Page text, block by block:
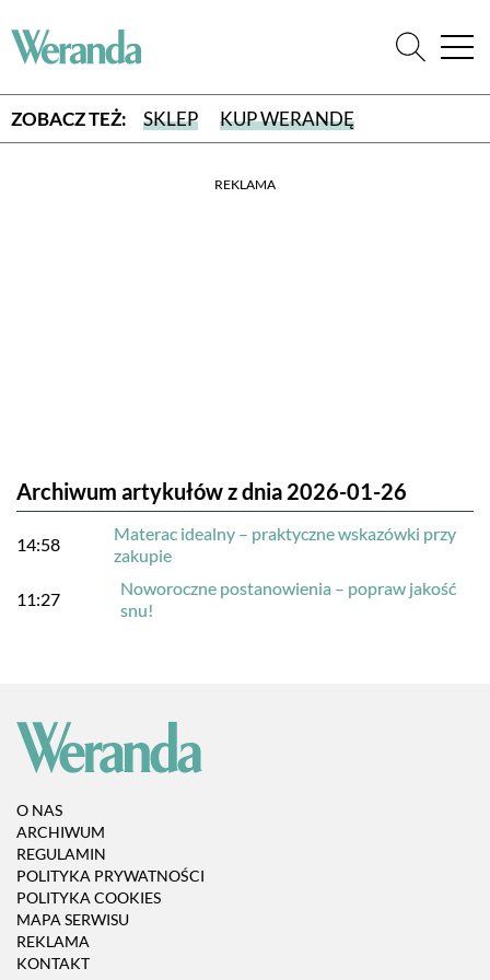
ZOBACZ TEŻ: SKLEP KUP WERANDĘ
REKLAMA
Archiwum artykułów z dnia 2026-01-26
14:58
Materac idealny – praktyczne wskazówki przy
zakupie
11:27
Noworoczne postanowienia – popraw jakość
snu!
O NAS
ARCHIWUM
REGULAMIN
POLITYKA PRYWATNOŚCI
POLITYKA COOKIES
MAPA SERWISU
REKLAMA
KONTAKT